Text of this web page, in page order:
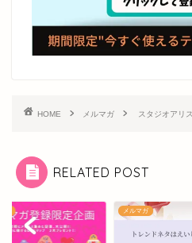
HOME メルマガ スタジオアリ
RELATED POST
メルマガ